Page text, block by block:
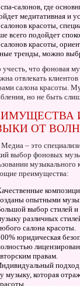
салонов, где
медитативная и
красоты,
всего подойдет
красоты,
тренды, можно
что фоновая
отвлекать
салона красоты.
но не быть
ОТ
– это
выбор фоновых
преимущества:
опытными
выбор стилей
различных
салона красоты.
юридическая
правам.
музыку, которая